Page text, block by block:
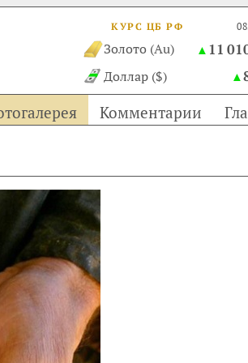
КУРС ЦБ РФ
Золото (Au) ▲ 11
Доллар ($) ▲
Комментарии